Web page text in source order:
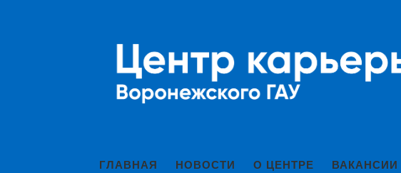
ГЛАВНАЯ НОВОСТИ О ЦЕНТРЕ ВАКАНСИИ